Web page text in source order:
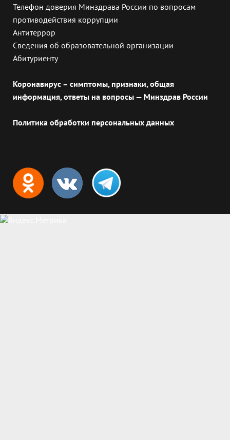
Телефон доверия Минздрава России по вопросам
противодействия коррупции
Антитеррор
Сведения об образовательной организации
Абитуриенту
Коронавирус – симптомы, признаки, общая
информация, ответы на вопросы — Минздрав России
Политика обработки персональных данных